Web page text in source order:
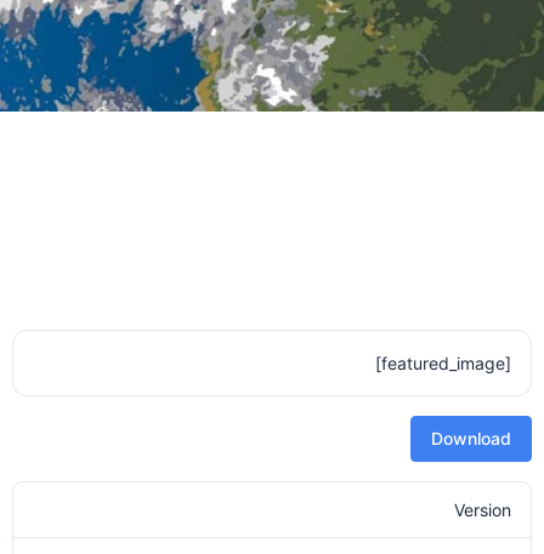
[featured_image]
Download
Version